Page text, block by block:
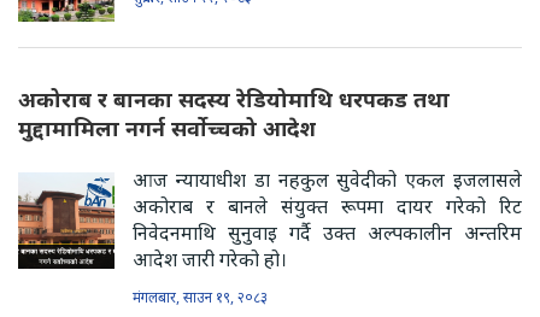
अकोराब र बानका सदस्य रेडियोमाथि धरपकड तथा
मुद्दामामिला नगर्न सर्वोच्चको आदेश
आज न्यायाधीश डा नहकुल सुवेदीको एकल इजलासले
अकोराब र बानले संयुक्त रूपमा दायर गरेको रिट
निवेदनमाथि सुनुवाइ गर्दै उक्त अल्पकालीन अन्तरिम
आदेश जारी गरेको हो।
मंगलबार, साउन १९, २०८३